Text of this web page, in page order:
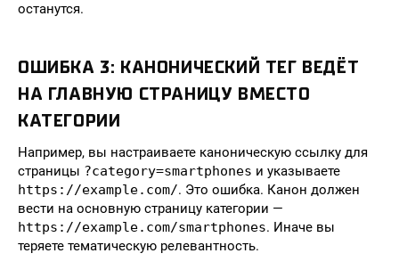
останутся.
ОШИБКА 3: КАНОНИЧЕСКИЙ ТЕГ ВЕДЁТ
НА ГЛАВНУЮ СТРАНИЦУ ВМЕСТО
КАТЕГОРИИ
Например, вы настраиваете каноническую ссылку для
страницы ?category=smartphones и указываете
https://example.com/. Это ошибка. Канон должен
вести на основную страницу категории —
https://example.com/smartphones. Иначе вы
теряете тематическую релевантность.